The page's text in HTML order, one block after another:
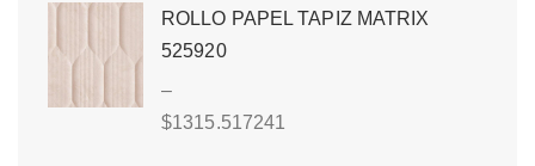
ROLLO PAPEL TAPIZ MATRIX
525920
–
$1315.517241